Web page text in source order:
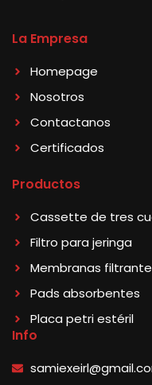
La Empresa
Homepage
Nosotros
Contactanos
Certificados
Productos
Cassette de tres
Filtro para jeringa
Membranas
Pads absorbentes
Placa petri estéril
Info